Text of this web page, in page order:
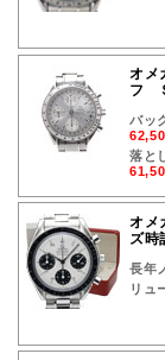
オメ
フ
バッ
落と
オメ
ズ時
長年
リュ